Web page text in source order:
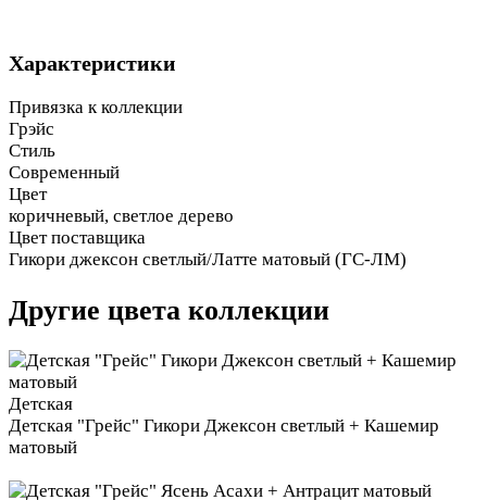
Характеристики
Привязка к коллекции
Грэйс
Стиль
Современный
Цвет
коричневый, светлое дерево
Цвет поставщика
Гикори джексон светлый/Латте матовый (ГС-ЛМ)
Другие цвета коллекции
Детская
Детская "Грейс" Гикори Джексон светлый + Кашемир
матовый